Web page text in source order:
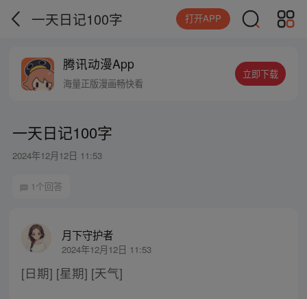
一天日记100字 打开APP
腾讯动漫App
海量正版漫画畅快看
立即下载
一天日记100字
2024年12月12日 11:53
1个回答
月下守护者
2024年12月12日 11:53
[日期] [星期] [天气]